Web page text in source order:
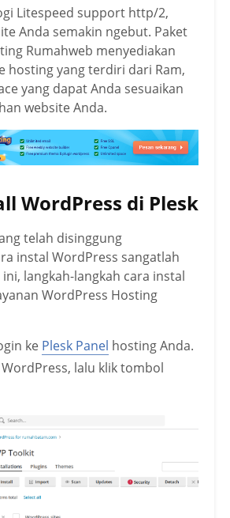
Litespeed support http/2,
Anda semakin ngebut. Paket
Rumahweb menyediakan
hosting yang terdiri dari Ram,
yang dapat Anda sesuaikan
website Anda.
WordPress di Plesk
telah disinggung
instal WordPress sangatlah
langkah-langkah cara instal
WordPress Hosting
ke Plesk Panel hosting Anda.
lalu klik tombol